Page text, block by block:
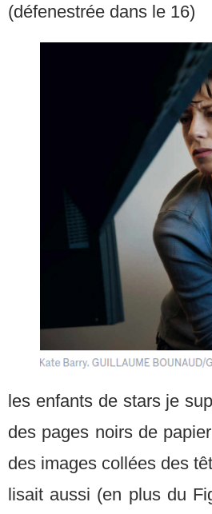
(défenestrée dans le 16)
les enfants de stars je
des pages noirs de
des images collées des
lisait aussi (en plus du